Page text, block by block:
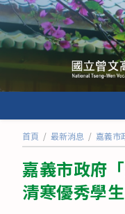
跳
轉
至
內
首頁 / 最新消息 / 嘉義市
嘉義市政府
清寒優秀學生